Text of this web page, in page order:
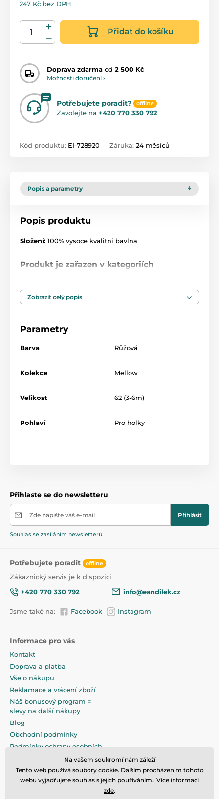
247 Kč bez DPH
Přidat do košíku
Doprava zdarma od 2 500 Kč
Možnosti doručení ›
Potřebujete poradit? offline
Zavolejte na +420 770 330 792
Kód produktu: EI-728920 Záruka: 24 měsíců
Popis a parametry
Popis produktu
Složení: 100% vysoce kvalitní bavlna
Produkt je zařazen v kategoriích
Zobrazit celý popis
Parametry
Barva Růžová
Kolekce Mellow
Velikost 62 (3-6m)
Pohlaví Pro holky
Přihlaste se do newsletteru
Zde napište váš e-mail Přihlásit
Souhlas se zasíláním newsletterů
Potřebujete poradit offline
Zákaznický servis je k dispozici
+420 770 330 792
info@eandilek.cz
Jsme také na: Facebook Instagram
Informace pro vás
Kontakt
Doprava a platba
Vše o nákupu
Reklamace a vrácení zboží
Náš bonusový program =
slevy na další nákupy
Blog
Obchodní podmínky
Podmínky ochrany osobních
Na pečlivé zabalení klademe
maximální důraz
Na vašem soukromí nám záleží
Tento web používá soubory cookie. Dalším procházením tohoto
webu vyjadřujete souhlas s jejich používáním.. Více informací
zde.